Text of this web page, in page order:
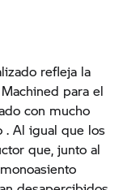
refleja la
para el
con mucho
. Al igual que los
que, junto al